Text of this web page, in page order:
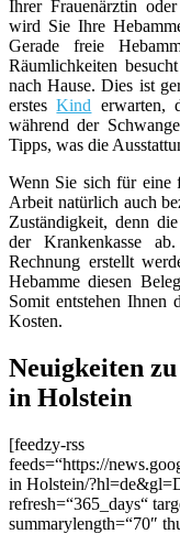
Ihrer Frauenärztin
wird Sie Ihre
Gerade freie
Räumlichkeiten
nach Hause. Dies ist
erstesKind erwarten,
während der
Tipps, was die
Wenn Sie sich für eine
Arbeit natürlich auch
Zuständigkeit, denn
der Krankenkasse
Rechnung erstellt
Hebamme diesen
Somit entstehen Ihnen
Kosten.
Neuigkeiten
in Holstein
[feedzy-rss
feeds=“https://
in Holstein/
refresh=“365_days“
summarylength=“70″